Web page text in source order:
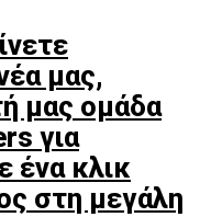
μας,
μας ομάδα
για
ένα κλικ
στη μεγάλη